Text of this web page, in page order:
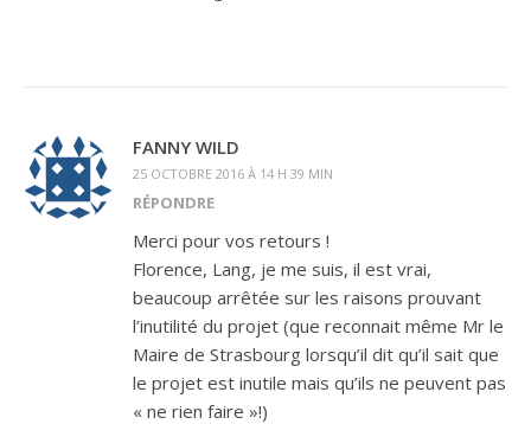
FANNY WILD
25 OCTOBRE 2016 À 14 H 39 MIN
RÉPONDRE
Merci pour vos retours !
Florence, Lang, je me suis, il est vrai,
beaucoup arrêtée sur les raisons prouvant
l’inutilité du projet (que reconnait même Mr le
Maire de Strasbourg lorsqu’il dit qu’il sait que
le projet est inutile mais qu’ils ne peuvent pas
« ne rien faire »!)